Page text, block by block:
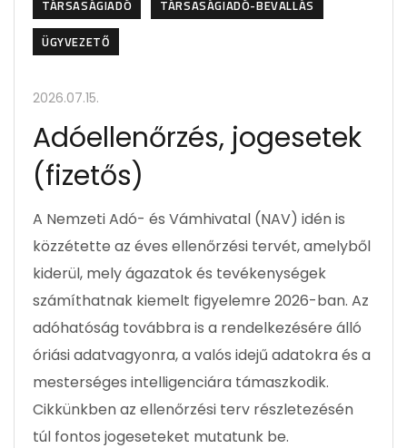
TÁRSASÁGIADÓ
TÁRSASÁGIADÓ-BEVALLÁS
ÜGYVEZETŐ
2026.07.15.
Adóellenőrzés, jogesetek
(fizetős)
A Nemzeti Adó- és Vámhivatal (NAV) idén is
közzétette az éves ellenőrzési tervét, amelyből
kiderül, mely ágazatok és tevékenységek
számíthatnak kiemelt figyelemre 2026-ban. Az
adóhatóság továbbra is a rendelkezésére álló
óriási adatvagyonra, a valós idejű adatokra és a
mesterséges intelligenciára támaszkodik.
Cikkünkben az ellenőrzési terv részletezésén
túl fontos jogeseteket mutatunk be.